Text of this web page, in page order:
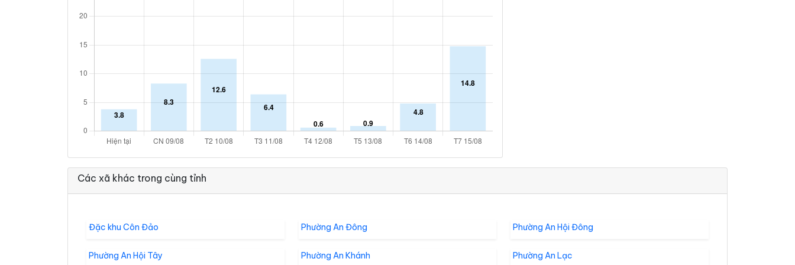
Các xã khác trong cùng tỉnh
Đặc khu Côn Đảo Phường An Đông Phường An Hội Đông
Phường An Hội Tây Phường An Khánh Phường An Lạc